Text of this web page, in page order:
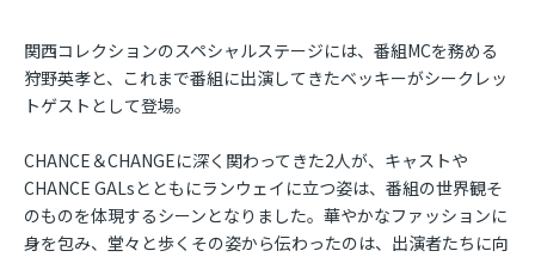
関西コレクションのスペシャルステージには、番組MCを務める
狩野英孝と、これまで番組に出演してきたベッキーがシークレッ
トゲストとして登場。
CHANCE＆CHANGEに深く関わってきた2人が、キャストや
CHANCE GALsとともにランウェイに立つ姿は、番組の世界観そ
のものを体現するシーンとなりました。華やかなファッションに
身を包み、堂々と歩くその姿から伝わったのは、出演者たちに向